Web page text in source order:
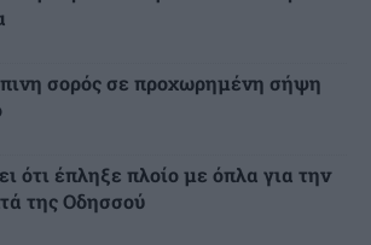
σορός σε προχωρημένη σήψη
ότι έπληξε πλοίο με όπλα για την
της Οδησσού